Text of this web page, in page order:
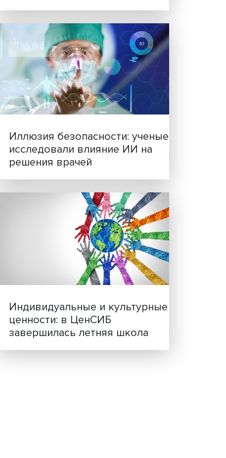
со
ВШЭ
Новые инвестиции:
семей становится частью
бизнес-стратегий
Иллюзия безопасности:
решения врачей